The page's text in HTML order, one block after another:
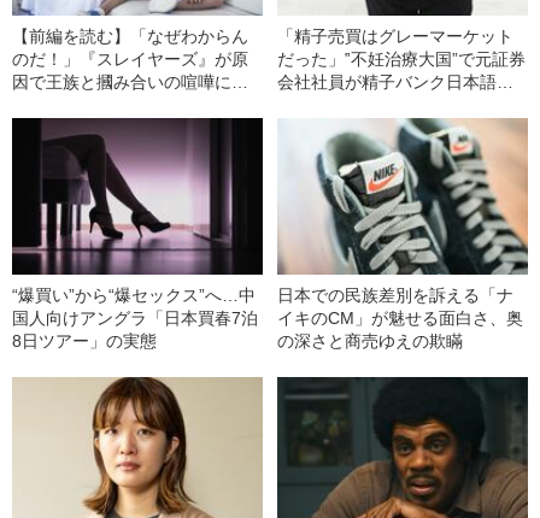
【前編を読む】「なぜわからん
のだ！」『スレイヤーズ』が原
因で王族と摑み合いの喧嘩に…
「精子売買はグレーマーケット
だった」‟不妊治療大国”で元証券
会社社員が精子バンク日本語窓
“爆買い”から“爆セックス”へ…中
国人向けアングラ「日本買春7泊
8日ツアー」の実態
日本での民族差別を訴える「ナ
イキのCM」が魅せる面白さ、奥
の深さと商売ゆえの欺瞞